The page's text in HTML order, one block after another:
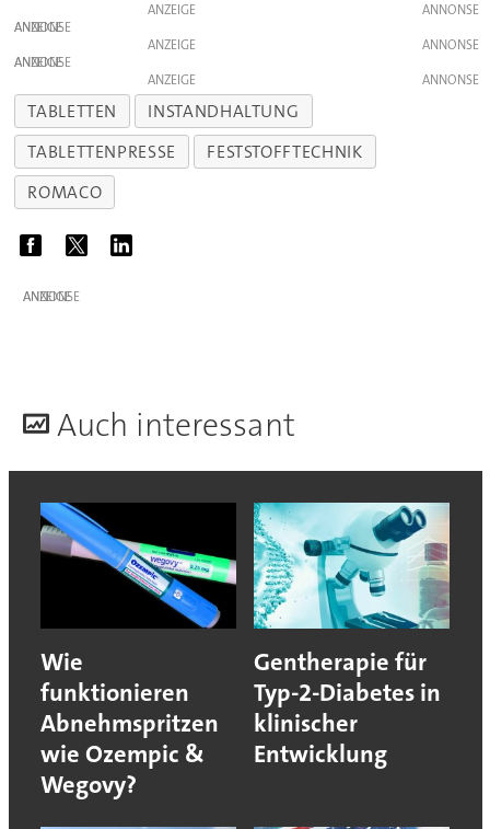
ANZEIGE
ANZEIGE
ANZEIGE
ANZEIGE
ANZEIGE
TABLETTEN
INSTANDHALTUNG
TABLETTENPRESSE
FESTSTOFFTECHNIK
ROMACO
ANZEIGE
Auch interessant
Wie
funktionieren
Abnehmspritzen
wie Ozempic &
Wegovy?
Gentherapie für
Typ-2-Diabetes in
klinischer
Entwicklung